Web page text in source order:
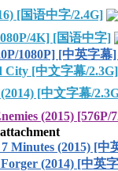
[国语中字/2.4G]
4K] [国语中字]
1080P] [中英字幕
City [中文字幕/2.3G]
[中文字幕/
(2015)
Minutes (2015) [中
(2014) [中英